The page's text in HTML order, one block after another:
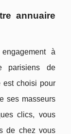
annuaire
à
parisiens de
est choisi pour
ses masseurs
clics, vous
de chez vous